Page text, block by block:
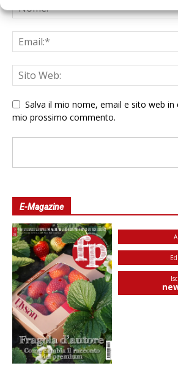
Salva il mio nome, email e sito web
mio prossimo commento.
E-Magazine